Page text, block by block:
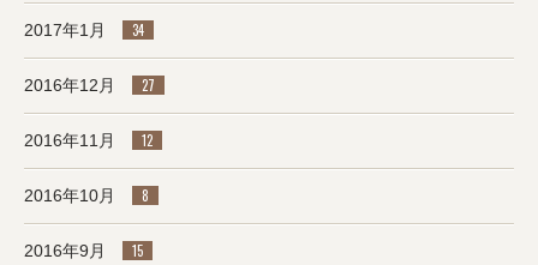
2017年1月 34
2016年12月 27
2016年11月 12
2016年10月 8
2016年9月 15